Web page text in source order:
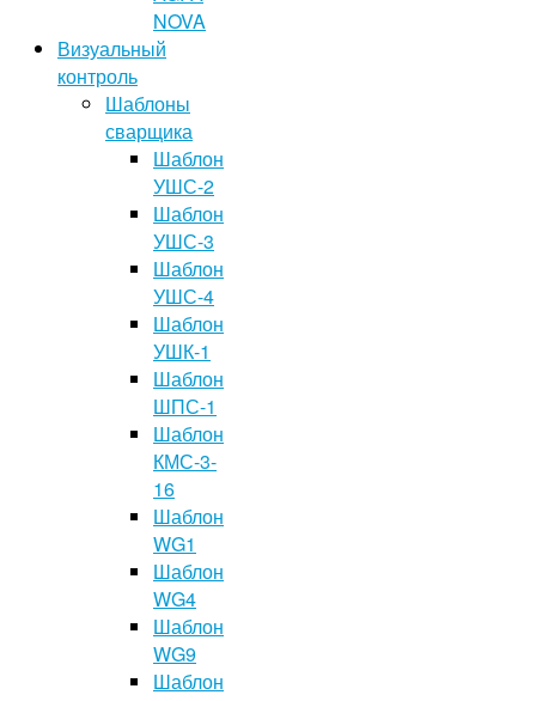
NOVA
Визуальный
контроль
Шаблоны
сварщика
Шаблон
УШС-2
Шаблон
УШС-3
Шаблон
УШС-4
Шаблон
УШК-1
Шаблон
ШПС-1
Шаблон
КМС-3-
16
Шаблон
WG1
Шаблон
WG4
Шаблон
WG9
Шаблон